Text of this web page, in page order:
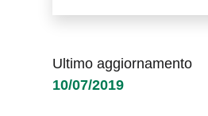
Ultimo aggiornamento
10/07/2019